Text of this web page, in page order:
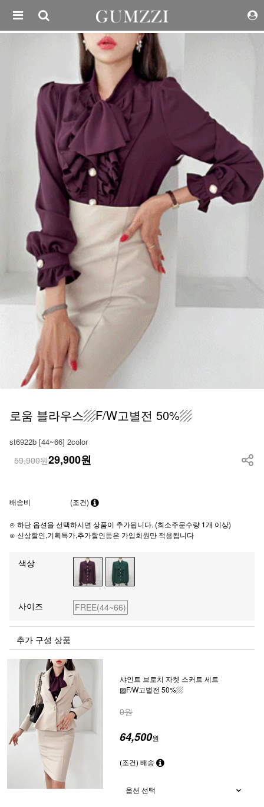
로움 블라우스▨F/W고별전 50%▨
st6922b [44~66] 2color
59,900원29,900원
배송비 (조건)
⊙ 하단 옵션을 선택하시면 상품이 추가됩니다. (최소주문수량 1개 이상)
⊙ 신상할인,기획특가,추가할인등은 가입회원만 적용됩니다
색상
사이즈 FREE(44~66)
추가 구성 상품
샤인트 브로치 자켓 스커트 세트
▨F/W고별전 50%▨
0원
64,500원
(조건) 배송